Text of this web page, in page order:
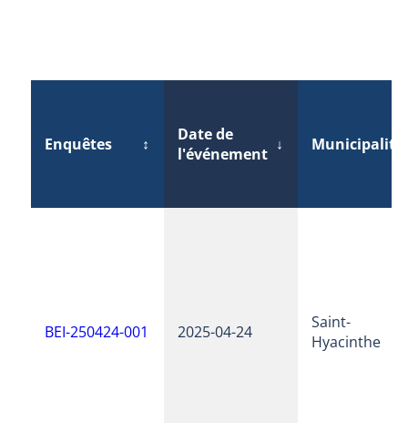
Enquêtes ↕
Date de
l'événement ↓ Municipalité
BEI-250424-001 2025-04-24
Saint-
Hyacinthe